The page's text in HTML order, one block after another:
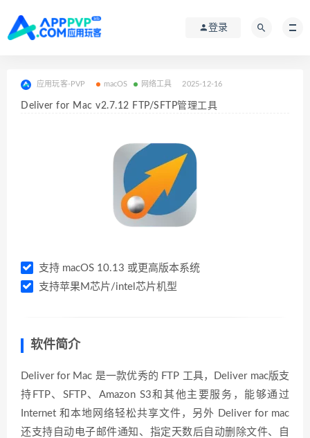
登录
应用玩客-PVP macOS 网络工具 2025-12-16
Deliver for Mac v2.7.12 FTP/SFTP管理工具
支持 macOS 10.13 或更高版本系统
支持苹果M芯片/intel芯片机型
软件简介
Deliver for Mac 是一款优秀的 FTP 工具，Deliver mac版支
持FTP、SFTP、Amazon S3和其他主要服务，能够通过
Internet 和本地网络轻松共享文件，另外 Deliver for mac
还支持自动电子邮件通知、指定天数后自动删除文件、自